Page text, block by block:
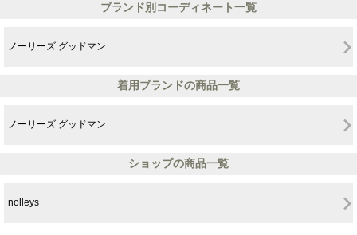
ブランド別コーディネート一覧
ノーリーズ グッドマン
着用ブランドの商品一覧
ノーリーズ グッドマン
ショップの商品一覧
nolleys